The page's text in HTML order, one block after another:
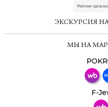
ЭКСКУРСИЯ
МЫ НА
F-